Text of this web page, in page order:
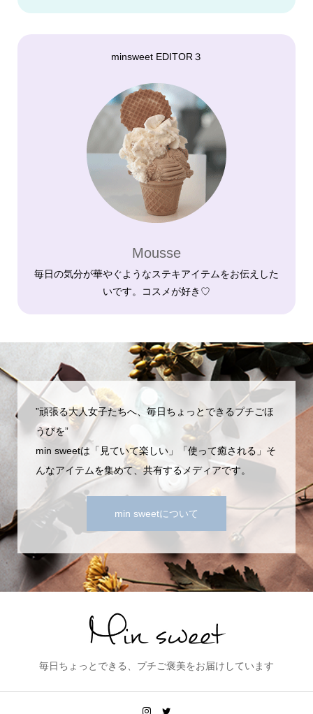
minsweet EDITOR３
Mousse
毎日の気分が華やぐようなステキアイテムをお伝えした
いです。コスメが好き♡
”頑張る大人女子たちへ、毎日ちょっとできるプチごほ
うびを”
min sweetは「見ていて楽しい」「使って癒される」そ
んなアイテムを集めて、共有するメディアです。
min sweetについて
毎日ちょっとできる、プチご褒美をお届けしています